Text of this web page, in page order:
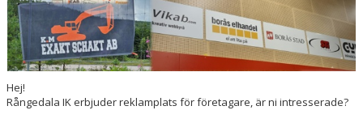
STYRELSE
SPONSRING
Hej!
Rångedala IK erbjuder reklamplats för företagare, är ni intresserade?